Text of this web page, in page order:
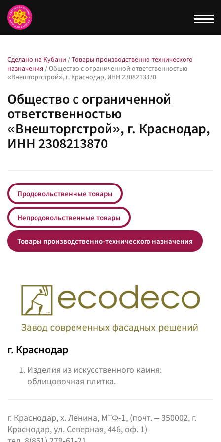
Сделано на Кубани /Товары производственно-технического
назначения /Общество с ограниченной ответственностью
«Внешторгстрой», г. Краснодар, ИНН 2308213870
Общество с ограниченной
ответственностью
«Внешторгстрой», г. Краснодар,
ИНН 2308213870
Продовольственные товары
Непродовольственные товары
Товары производственно-технического назначения
г. Краснодар
Изделия из искусственного камня:
облицовочная плитка.
г. Краснодар, х. Ленина, МТФ-1, (почт. – 350002, г.
Краснодар, ул. Северная, 446, оф. 1)